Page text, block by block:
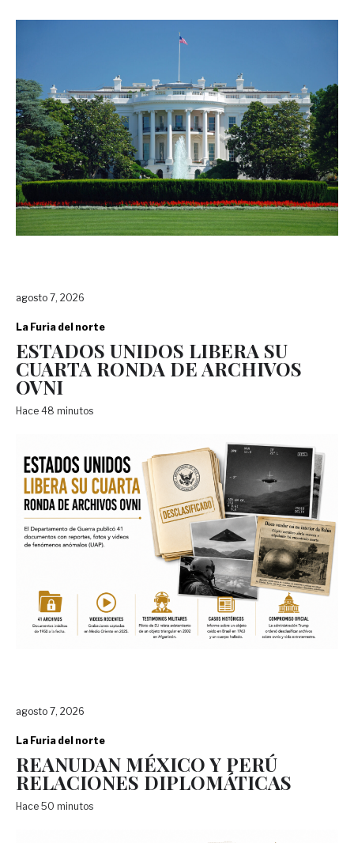
agosto 7, 2026
La Furia del norte
ESTADOS UNIDOS LIBERA SU
CUARTA RONDA DE ARCHIVOS
OVNI
Hace 48 minutos
agosto 7, 2026
La Furia del norte
REANUDAN MÉXICO Y PERÚ
RELACIONES DIPLOMÁTICAS
Hace 50 minutos